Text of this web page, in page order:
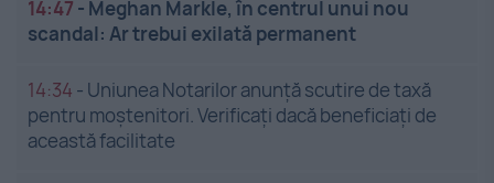
14:47 - Meghan Markle, în centrul unui nou
scandal: Ar trebui exilată permanent
14:34 - Uniunea Notarilor anunță scutire de taxă
pentru moștenitori. Verificați dacă beneficiați de
această facilitate